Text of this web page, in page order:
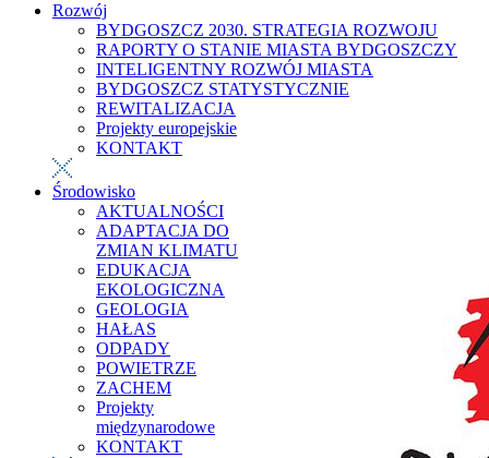
Rozwój
BYDGOSZCZ 2030. STRATEGIA ROZWOJU
RAPORTY O STANIE MIASTA BYDGOSZCZY
INTELIGENTNY ROZWÓJ MIASTA
BYDGOSZCZ STATYSTYCZNIE
REWITALIZACJA
Projekty europejskie
KONTAKT
Środowisko
AKTUALNOŚCI
ADAPTACJA DO
ZMIAN KLIMATU
EDUKACJA
EKOLOGICZNA
GEOLOGIA
HAŁAS
ODPADY
POWIETRZE
ZACHEM
Projekty
międzynarodowe
KONTAKT